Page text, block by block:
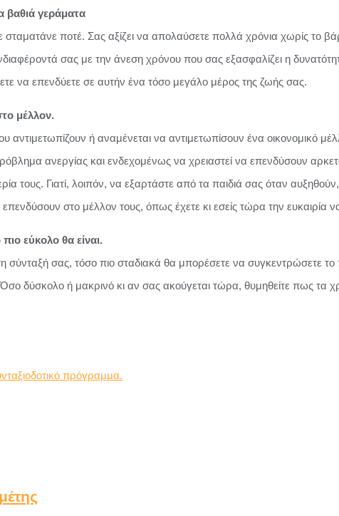
βαθιά γεράματα
σταματάνε ποτέ. Σας αξίζει να απολαύσετε πολλά χρόνια χωρίς
σας με την άνεση χρόνου που σας εξασφαλίζει η
να επενδύετε σε αυτήν ένα τόσο μεγάλο μέρος της ζωής σας.
μέλλον.
αντιμετωπίζουν ή αναμένεται να αντιμετωπίσουν ένα
ανεργίας και ενδεχομένως να χρειαστεί να επενδύσουν
τους. Γιατί, λοιπόν, να εξαρτάστε από τα παιδιά σας όταν
επενδύσουν στο μέλλον τους, όπως έχετε κι εσείς τώρα την ευκαιρία
εύκολο θα είναι.
σύνταξή σας, τόσο πιο σταδιακά θα μπορέσετε να συγκεντρώσετε
δύσκολο ή μακρινό κι αν σας ακούγεται τώρα, θυμηθείτε πως τα
πρόγραμμα.